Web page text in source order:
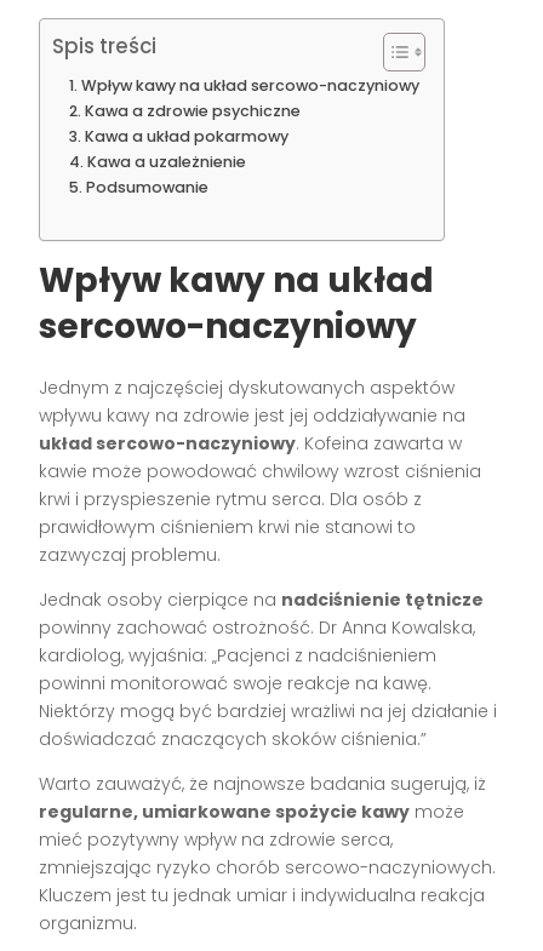
Spis treści
Wpływ kawy na układ sercowo-naczyniowy
Kawa a zdrowie psychiczne
Kawa a układ pokarmowy
Kawa a uzależnienie
Podsumowanie
Wpływ kawy na układ
sercowo-naczyniowy
Jednym z najczęściej dyskutowanych aspektów
wpływu kawy na zdrowie jest jej oddziaływanie na
układ sercowo-naczyniowy. Kofeina zawarta w
kawie może powodować chwilowy wzrost ciśnienia
krwi i przyspieszenie rytmu serca. Dla osób z
prawidłowym ciśnieniem krwi nie stanowi to
zazwyczaj problemu.
Jednak osoby cierpiące na nadciśnienie tętnicze
powinny zachować ostrożność. Dr Anna Kowalska,
kardiolog, wyjaśnia: „Pacjenci z nadciśnieniem
powinni monitorować swoje reakcje na kawę.
Niektórzy mogą być bardziej wrażliwi na jej działanie i
doświadczać znaczących skoków ciśnienia.”
Warto zauważyć, że najnowsze badania sugerują, iż
regularne, umiarkowane spożycie kawy może
mieć pozytywny wpływ na zdrowie serca,
zmniejszając ryzyko chorób sercowo-naczyniowych.
Kluczem jest tu jednak umiar i indywidualna reakcja
organizmu.